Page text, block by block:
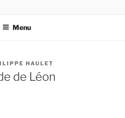
LÉON HAULET
Menu
HAULET
de Léon